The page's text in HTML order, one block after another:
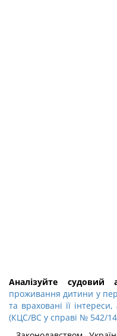
Аналізуйте
проживання дитини у
та враховані її
(КЦС/ВС у справі № 542/